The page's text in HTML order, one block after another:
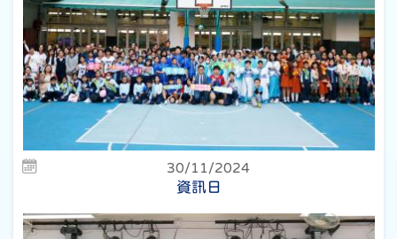
30/11/2024
資訊日